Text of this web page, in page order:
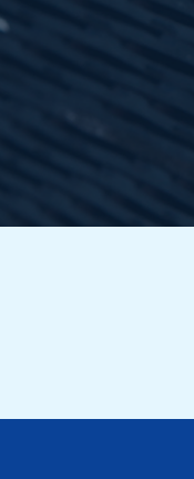
tube rectangulaire EN
rectangulaire EN